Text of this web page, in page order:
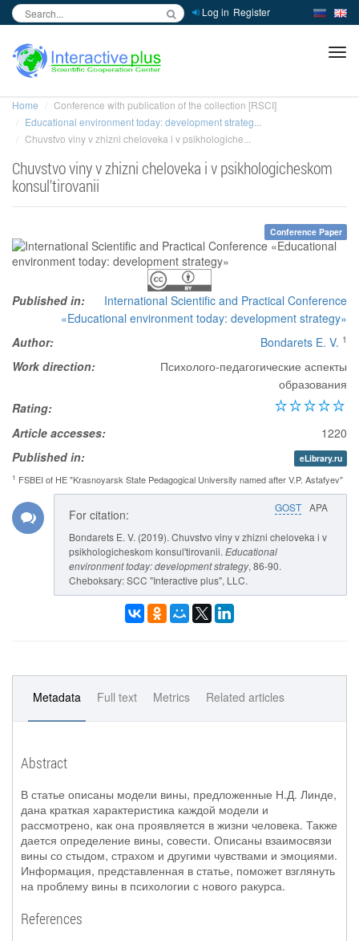
Log in Register
Home
Conference with publication of the collection [RSCI]
Educational environment today: development strateg...
Chuvstvo viny v zhizni cheloveka i v psikhologiche...
Chuvstvo viny v zhizni cheloveka i v psikhologicheskom
konsul'tirovanii
Conference Paper
Published in:
International Scientific and Practical Conference
«Educational environment today: development strategy»
Author:
Bondarets E. V. 1
Work direction:
Психолого-педагогические аспекты
образования
Rating:
Article accesses:
1220
Published in:
eLibrary.ru
1 FSBEI of HE "Krasnoyarsk State Pedagogical University named after V.P. Astafyev"
GOST APA
For citation:
Bondarets E. V. (2019). Chuvstvo viny v zhizni cheloveka i v
psikhologicheskom konsul'tirovanii. Educational
environment today: development strategy, 86-90.
Cheboksary: SCC "Interactive plus", LLC.
Metadata Full text Metrics Related articles
Abstract
В статье описаны модели вины, предложенные Н.Д. Линде,
дана краткая характеристика каждой модели и
рассмотрено, как она проявляется в жизни человека. Также
дается определение вины, совести. Описаны взаимосвязи
вины со стыдом, страхом и другими чувствами и эмоциями.
Информация, представленная в статье, поможет взглянуть
на проблему вины в психологии с нового ракурса.
References